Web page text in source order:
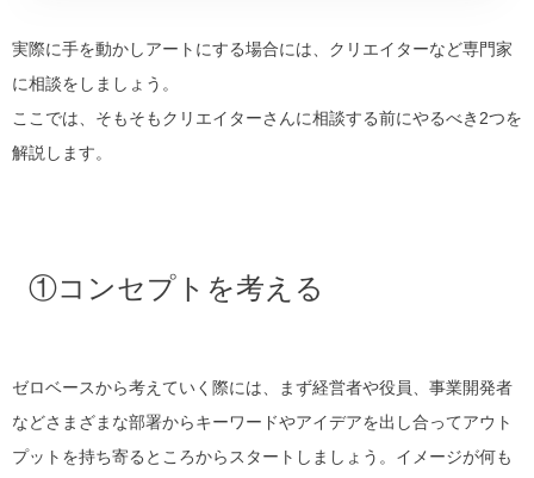
実際に手を動かしアートにする場合には、クリエイターなど専門家
に相談をしましょう。
ここでは、そもそもクリエイターさんに相談する前にやるべき2つを
解説します。
①コンセプトを考える
ゼロベースから考えていく際には、まず経営者や役員、事業開発者
などさまざまな部署からキーワードやアイデアを出し合ってアウト
プットを持ち寄るところからスタートしましょう。イメージが何も